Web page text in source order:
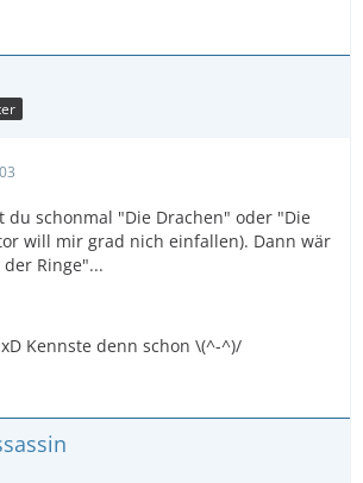
du schonmal "Die Drachen" oder "Die
will mir grad nich einfallen). Dann wär
Ringe"...
Kennste denn schon \(^-^)/